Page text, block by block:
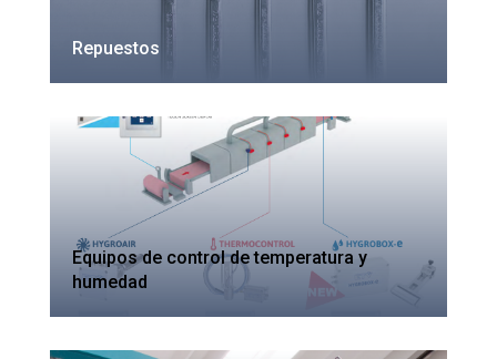
Repuestos
Equipos de control de temperatura y
humedad